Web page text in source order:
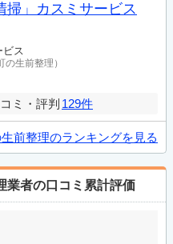
掃」カスミサービス
ビス
の生前整理）
ミ・評判 129件
前整理のランキングを見る
業者の口コミ累計評価